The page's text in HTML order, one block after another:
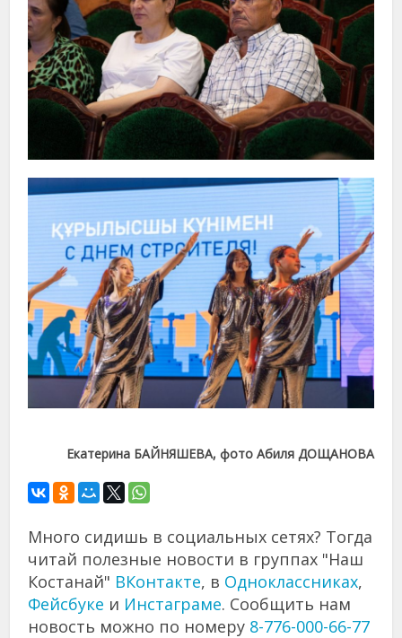
Екатерина БАЙНЯШЕВА, фото Абиля ДОЩАНОВА
Много сидишь в социальных сетях? Тогда
читай полезные новости в группах "Наш
Костанай" ВКонтакте, в Одноклассниках,
Фейсбуке и Инстаграме. Сообщить нам
новость можно по номеру 8-776-000-66-77